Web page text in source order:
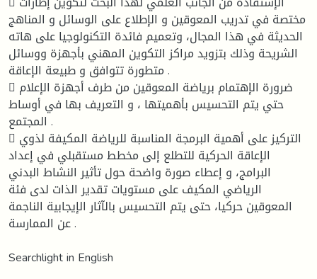
مختصة في تدريب المعوقين و الإطلاع على الوسائل و المناهج
الحديثة في هذا المجال، وتعميم فائدة التكنولوجيا على هاته
الشريحة وذلك بتزويد مراكز التكوين المهني بأجهزة ووسائل
متطورة تتوافق و طبيعة الإعاقة .
 ضرورة الإهتمام برياضة المعوقين من طرف أجهزة الإعلام
حتي يتم التحسيس بأهميتها ، و التعريف بها في أوساط
المجتمع .
 التركيز على أهمية البرمجة المناسبة للرياضة المكيفة لذوي
الإعاقة الحركية للتطلع إلى مخطط مستقبلي في إعداد
البرامج، و إعطاء صورة واضحة حول تأثير النشاط البدني
الرياضي المكيف على مستويات تقدير الذات لدى فئة
المعوقين حركيا، حتى يتم التحسيس بالآثار الإيجابية الناجمة
عن الممارسة .
Searchlight in English